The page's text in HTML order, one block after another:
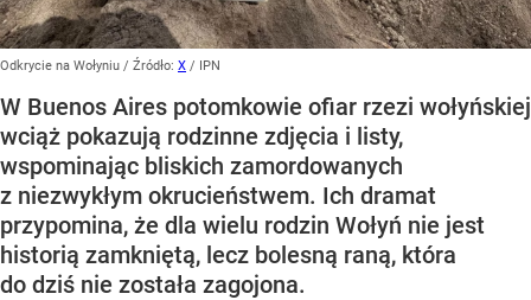
Odkrycie na Wołyniu / Źródło: X / IPN
W Buenos Aires potomkowie ofiar rzezi wołyńskiej
wciąż pokazują rodzinne zdjęcia i listy,
wspominając bliskich zamordowanych
z niezwykłym okrucieństwem. Ich dramat
przypomina, że dla wielu rodzin Wołyń nie jest
historią zamkniętą, lecz bolesną raną, która
do dziś nie została zagojona.